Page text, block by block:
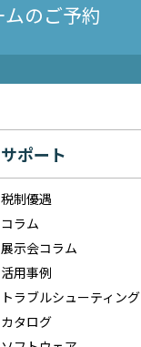
のご予約
サポート
税制優遇
コラム
展示会コラム
活用事例
トラブルシューティング
カタログ